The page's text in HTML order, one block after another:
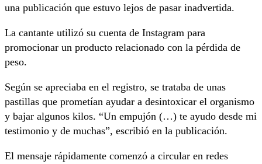
una publicación que estuvo lejos de pasar inadvertida.
La cantante utilizó su cuenta de Instagram para
promocionar un producto relacionado con la pérdida de
peso.
Según se apreciaba en el registro, se trataba de unas
pastillas que prometían ayudar a desintoxicar el organismo
y bajar algunos kilos. “Un empujón (…) te ayudo desde mi
testimonio y de muchas”, escribió en la publicación.
El mensaje rápidamente comenzó a circular en redes